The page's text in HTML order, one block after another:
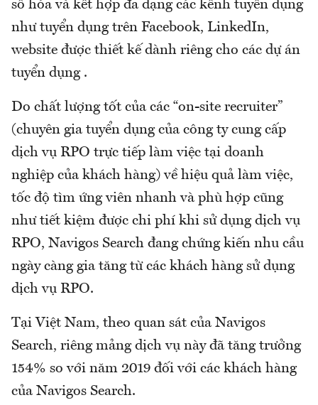
số hóa và kết hợp đa dạng các kênh tuyển dụng
như tuyển dụng trên Facebook, LinkedIn,
website được thiết kế dành riêng cho các dự án
tuyển dụng .
Do chất lượng tốt của các “on-site recruiter”
(chuyên gia tuyển dụng của công ty cung cấp
dịch vụ RPO trực tiếp làm việc tại doanh
nghiệp của khách hàng) về hiệu quả làm việc,
tốc độ tìm ứng viên nhanh và phù hợp cũng
như tiết kiệm được chi phí khi sử dụng dịch vụ
RPO, Navigos Search đang chứng kiến nhu cầu
ngày càng gia tăng từ các khách hàng sử dụng
dịch vụ RPO.
Tại Việt Nam, theo quan sát của Navigos
Search, riêng mảng dịch vụ này đã tăng trưởng
154% so với năm 2019 đối với các khách hàng
của Navigos Search.